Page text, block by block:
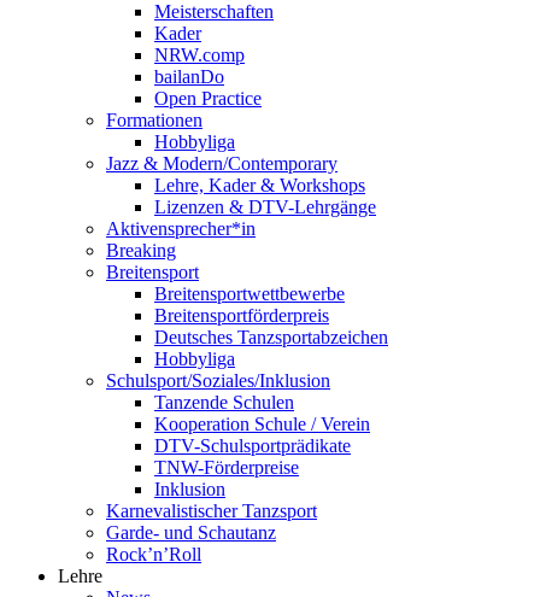
Meisterschaften
Kader
NRW.comp
bailanDo
Open Practice
Formationen
Hobbyliga
Jazz & Modern/Contemporary
Lehre, Kader & Workshops
Lizenzen & DTV-Lehrgänge
Aktivensprecher*in
Breaking
Breitensport
Breitensportwettbewerbe
Breitensportförderpreis
Deutsches Tanzsportabzeichen
Hobbyliga
Schulsport/Soziales/Inklusion
Tanzende Schulen
Kooperation Schule / Verein
DTV-Schulsportprädikate
TNW-Förderpreise
Inklusion
Karnevalistischer Tanzsport
Garde- und Schautanz
Rock’n’Roll
Lehre